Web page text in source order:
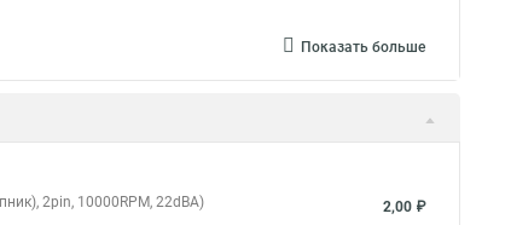
Показать больше
2pin, 10000RPM, 22dBA) 2,00 ₽